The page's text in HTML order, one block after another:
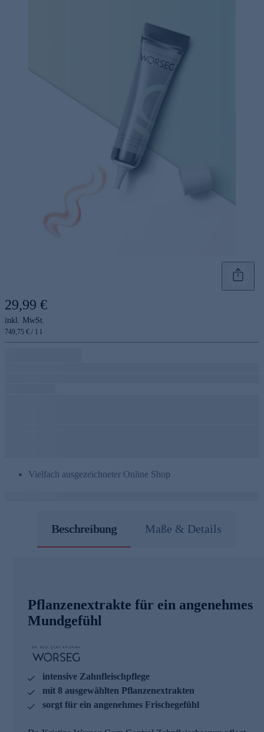
29,99 €
inkl. MwSt.
749,75 € / 1 l
Vielfach ausgezeichneter Online Shop
Beschreibung Maße & Details
Pflanzenextrakte für ein angenehmes
Mundgefühl
intensive Zahnfleischpflege
mit 8 ausgewählten Pflanzenextrakten
sorgt für ein angenehmes Frischegefühl